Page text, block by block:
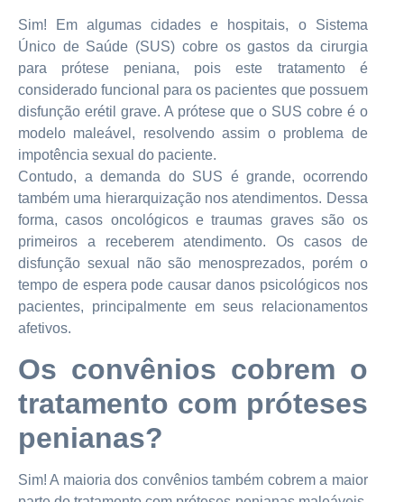
Sim! Em algumas cidades e hospitais, o Sistema
Único de Saúde (SUS) cobre os gastos da cirurgia
para prótese peniana, pois este tratamento é
considerado funcional para os pacientes que possuem
disfunção erétil grave. A prótese que o SUS cobre é o
modelo maleável, resolvendo assim o problema de
impotência sexual do paciente.
Contudo, a demanda do SUS é grande, ocorrendo
também uma hierarquização nos atendimentos. Dessa
forma, casos oncológicos e traumas graves são os
primeiros a receberem atendimento. Os casos de
disfunção sexual não são menosprezados, porém o
tempo de espera pode causar danos psicológicos nos
pacientes, principalmente em seus relacionamentos
afetivos.
Os convênios cobrem o
tratamento com próteses
penianas?
Sim! A maioria dos convênios também cobrem a maior